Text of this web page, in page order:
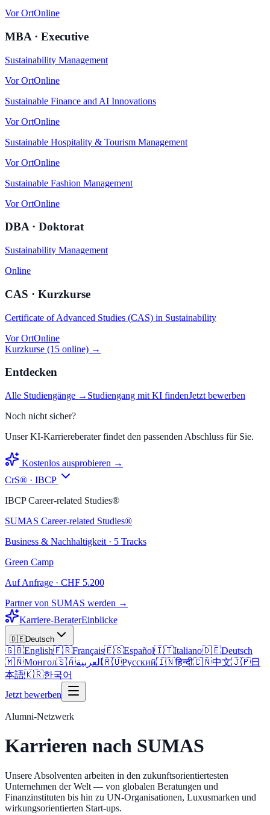
Vor OrtOnline
MBA · Executive
Sustainability Management
Vor OrtOnline
Sustainable Finance and AI Innovations
Vor OrtOnline
Sustainable Hospitality & Tourism Management
Vor OrtOnline
Sustainable Fashion Management
Vor OrtOnline
DBA · Doktorat
Sustainability Management
Online
CAS · Kurzkurse
Certificate of Advanced Studies (CAS) in Sustainability
Vor OrtOnline
Kurzkurse (15 online) →
Entdecken
Alle Studiengänge → Studiengang mit KI findenJetzt bewerben
Noch nicht sicher?
Unser KI-Karriereberater findet den passenden Abschluss für Sie.
Kostenlos ausprobieren →
CrS® · IBCP
IBCP Career-related Studies®
SUMAS Career-related Studies®
Business & Nachhaltigkeit · 5 Tracks
Green Camp
Auf Anfrage · CHF 5.200
Partner von SUMAS werden →
Karriere-BeraterEinblicke
🇩🇪Deutsch
🇬🇧English🇫🇷Français🇪🇸Español🇮🇹Italiano🇩🇪Deutsch
🇲🇳Монгол🇸🇦العربية 🇷🇺Русский🇮🇳हिन्दी🇨🇳中文🇯🇵日
本語🇰🇷한국어
Jetzt bewerben
Alumni-Netzwerk
Karrieren nach SUMAS
Unsere Absolventen arbeiten in den zukunftsorientiertesten
Unternehmen der Welt — von globalen Beratungen und
Finanzinstituten bis hin zu UN-Organisationen, Luxusmarken und
wirkungsorientierten Start-ups.